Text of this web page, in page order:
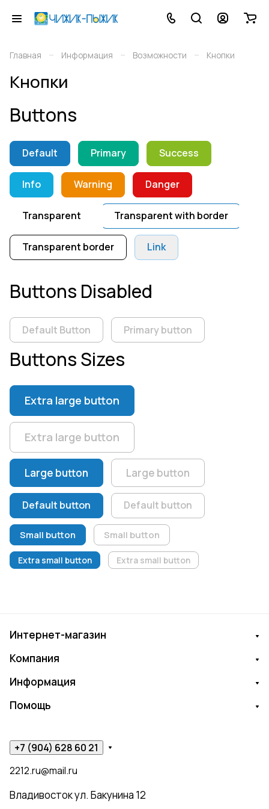
Главная – Информация – Возможности – Кнопки
Кнопки
Buttons
Default Primary Success
Info Warning Danger
Transparent Transparent with border
Transparent border Link
Buttons Disabled
Default Button Primary button
Buttons Sizes
Extra large button
Extra large button
Large button Large button
Default button Default button
Small button Small button
Extra small button Extra small button
Интернет-магазин
Компания
Информация
Помощь
+7 (904) 628 60 21
2212.ru@mail.ru
Владивосток ул. Бакунина 12